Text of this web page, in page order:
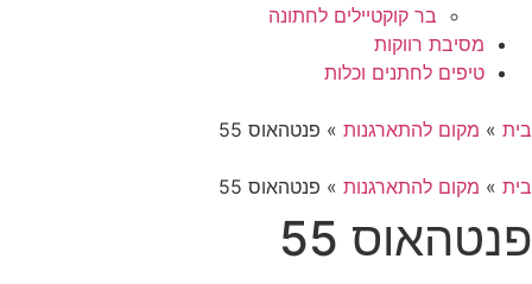
בר קוקטיילים לחתונה
מסיבת רווקות
טיפים לחתנים וכלות
בית » מקום להתארגנות » פנטהאוס 55
בית » מקום להתארגנות » פנטהאוס 55
פנטהאוס 55